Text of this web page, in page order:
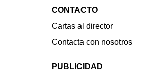
CONTACTO
Cartas al director
Contacta con nosotros
PUBLICIDAD